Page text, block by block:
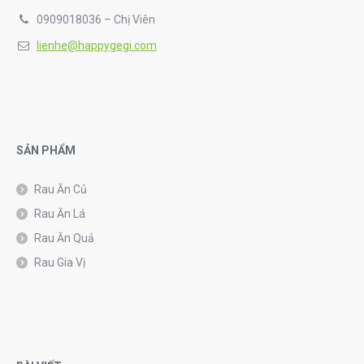
0909018036 – Chị Viên
lienhe@happygegi.com
SẢN PHẨM
Rau Ăn Củ
Rau Ăn Lá
Rau Ăn Quả
Rau Gia Vị